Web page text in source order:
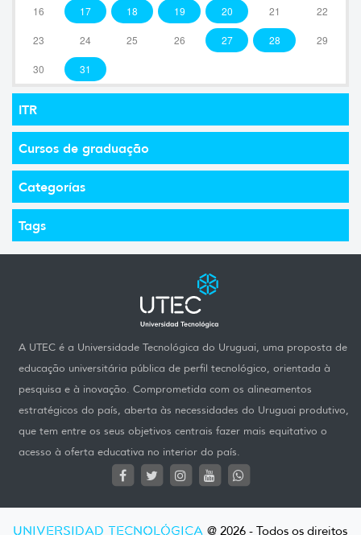
16 17 18 19 20 21 22
23 24 25 26 27 28 29
30 31
ITR
Cursos de graduação
Categorías
Tags
A UTEC é a Universidade Tecnológica do Uruguai, uma proposta de
educação universitária pública de perfil tecnológico, orientada à
pesquisa e à inovação. Comprometida com os alineamentos
estratégicos do país, aberta às necessidades do Uruguai produtivo,
que tem entre os seus objetivos centrais fazer mais equitativo o
acesso à oferta educativa no interior do país.
UNIVERSIDAD TECNOLÓGICA @ 2026 - Todos os direitos